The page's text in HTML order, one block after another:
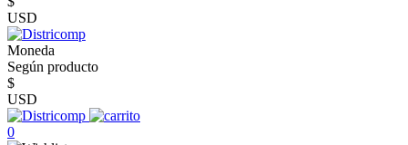
USD
Moneda
Según producto
$
USD
0